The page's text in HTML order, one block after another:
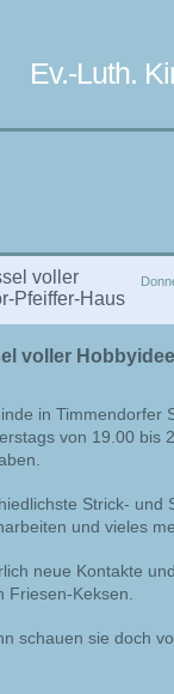
Ev.-Luth.
voller
Pfeiffer-Haus
voller
in Timmendorfer
von 19.00 bis
Strick- und
und vieles
neue Kontakte
Friesen-Keksen.
schauen sie doch